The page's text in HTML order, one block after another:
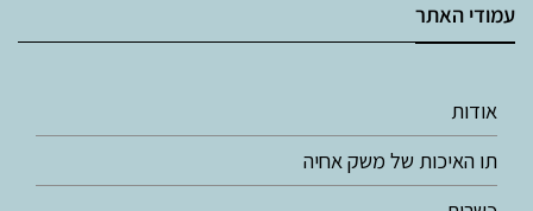
עמודי האתר
אודות
תו האיכות של משק אחיה